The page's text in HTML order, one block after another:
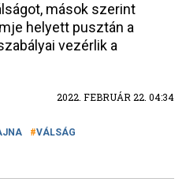
mások szerint
helyett pusztán a
vezérlik a
2022. FEBRUÁR 22. 04:34
VÁLSÁG